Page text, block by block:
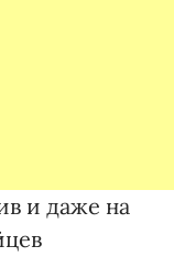
и даже на